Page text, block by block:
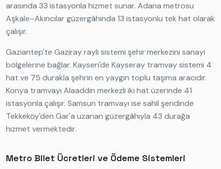
arasında 33 istasyonla hizmet sunar. Adana metrosu
Aşkale–Akıncılar güzergâhında 13 istasyonlu tek hat olarak
çalışır.
Gaziantep'te Gaziray raylı sistemi şehir merkezini sanayi
bölgelerine bağlar. Kayseri'de Kayseray tramvay sistemi 4
hat ve 75 durakla şehrin en yaygın toplu taşıma aracıdır.
Konya tramvayı Alaaddin merkezli iki hat üzerinde 41
istasyonla çalışır. Samsun tramvayı ise sahil şeridinde
Tekkeköy'den Gar'a uzanan güzergâhıyla 43 durağa
hizmet vermektedir.
Metro Bilet Ücretleri ve Ödeme Sistemleri